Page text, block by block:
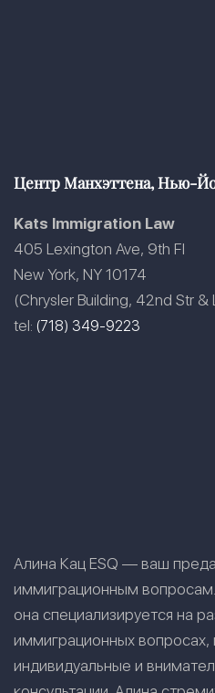
Центр Манхэттена, Нью-
Kats Immigration Law
405 Lexington Ave, 9th Fl
New York, NY 10174
(Chrysler Building, 42nd Str &
tel: (718) 349-9223
Алина Кац ESQ — ваш
иммиграционным
она специализируется на
иммиграционных вопросах,
индивидуальные и